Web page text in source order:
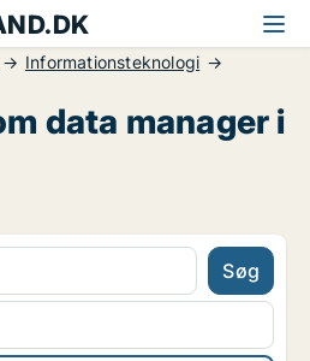
Informationsteknologi
data manager i
Søg